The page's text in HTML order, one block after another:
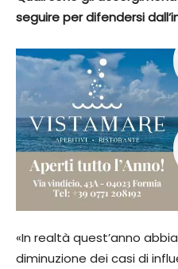
seguire per difendersi
«In realtà quest’anno
diminuzione dei casi di